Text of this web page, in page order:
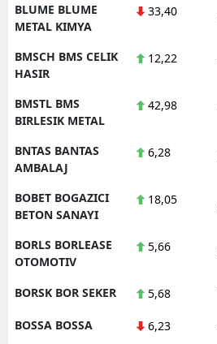
BLUME BLUME
METAL KIMYA
33,40
BMSCH BMS CELIK
HASIR
12,22
BMSTL BMS
BIRLESIK METAL
42,98
BNTAS BANTAS
AMBALAJ
6,28
BOBET BOGAZICI
BETON SANAYI
18,05
BORLS BORLEASE
OTOMOTIV
5,66
BORSK BOR SEKER 5,68
BOSSA BOSSA 6,23